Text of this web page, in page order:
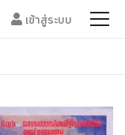
เข้าสู่ระบบ